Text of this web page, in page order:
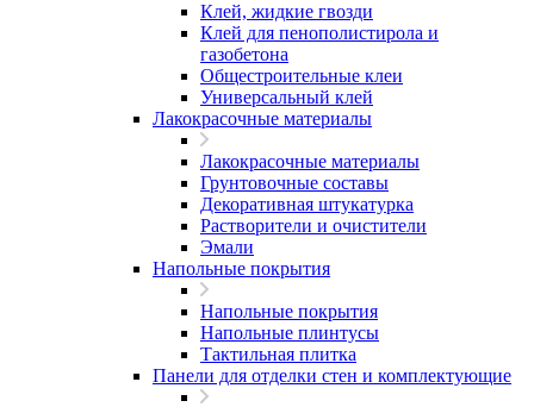
Клей, жидкие гвозди
Клей для пенополистирола и
газобетона
Общестроительные клеи
Универсальный клей
Лакокрасочные материалы
Лакокрасочные материалы
Грунтовочные составы
Декоративная штукатурка
Растворители и очистители
Эмали
Напольные покрытия
Напольные покрытия
Напольные плинтусы
Тактильная плитка
Панели для отделки стен и комплектующие